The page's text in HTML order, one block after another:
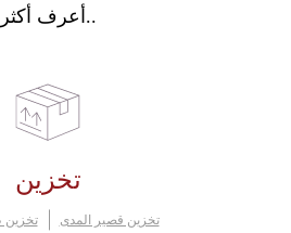
أعرف أكثر..
تخزين
تخزين تخزين قصير المدى